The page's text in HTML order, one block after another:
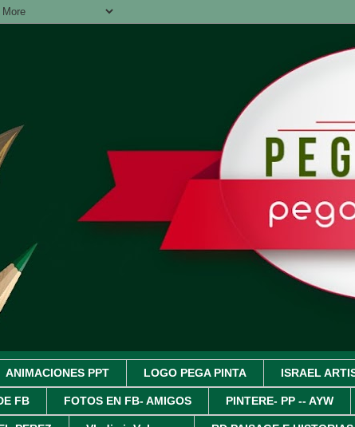
ANIMACIONES PPT LOGO PEGA PINTA ISRAEL
FB FOTOS EN FB- AMIGOS PINTERE- PP -- AYW